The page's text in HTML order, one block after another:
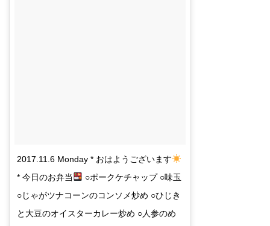
2017.11.6 Monday * おはようございます
* 今日のお弁当
○ポークケチャップ ○味玉
○じゃがツナコーンのコンソメ炒め ○ひじき
と大豆のオイスターカレー炒め ○人参のめ